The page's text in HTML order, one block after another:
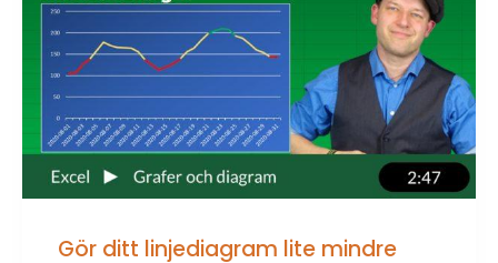
Gör ditt linjediagram lite mindre